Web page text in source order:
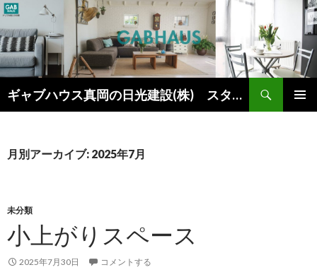
ギャブハウス真岡の日光建設(株) スタッフブログ
索
ン
キ
プ
月別アーカイブ: 2025年7月
未分類
小上がりスペース
2025年7月30日 コメントする